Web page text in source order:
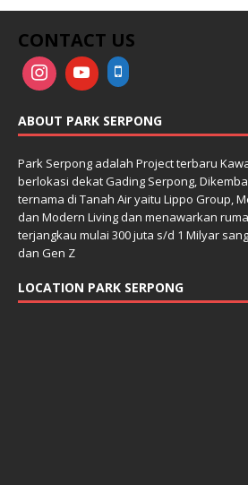
CONTACT US
ABOUT PARK SERPONG
Park Serpong adalah Project terbaru
berlokasi dekat Gading Serpong,
ternama di Tanah Air yaitu Lippo Group,
dan Modern Living dan menawarkan
terjangkau mulai 300 juta s/d 1 Milyar
dan Gen Z
LOCATION PARK SERPONG